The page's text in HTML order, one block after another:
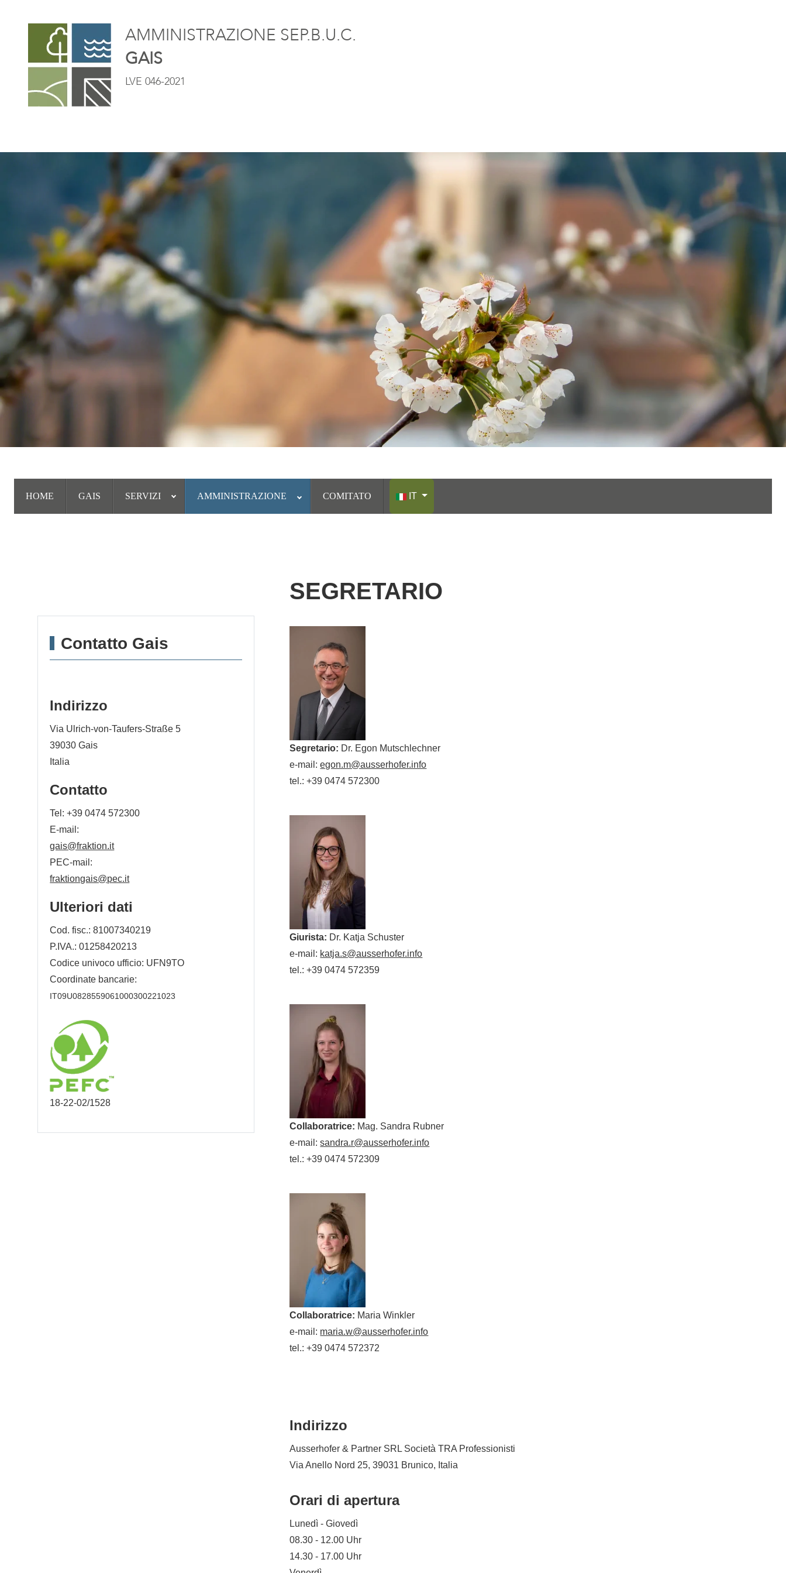
AMMINISTRAZIONE SEP.B.U.C.
GAIS
LVE 046-2021
HOME GAIS SERVIZI AMMINISTRAZIONE COMITATO
IT
Contatto Gais
Indirizzo
Via Ulrich-von-Taufers-Straße 5
39030 Gais
Italia
Contatto
Tel:+39 0474 572300
E-mail:
gais@fraktion.it
PEC-mail:
fraktiongais@pec.it
Ulteriori dati
Cod. fisc.: 81007340219
P.IVA.: 01258420213
Codice univoco ufficio: UFN9TO
Coordinate bancarie:
IT09U0828559061000300221023
18-22-02/1528
SEGRETARIO
Segretario: Dr. Egon Mutschlechner
e-mail:egon.m@ausserhofer.info
tel.: +39 0474 572300
Giurista: Dr. Katja Schuster
e-mail: katja.s@ausserhofer.info
tel.: +39 0474 572359
Collaboratrice: Mag. Sandra Rubner
e-mail:sandra.r@ausserhofer.info
tel.: +39 0474 572309
Collaboratrice: Maria Winkler
e-mail: maria.w@ausserhofer.info
tel.: +39 0474 572372
Indirizzo
Ausserhofer & Partner SRL Società TRA Professionisti
Via Anello Nord 25, 39031 Brunico, Italia
Orari di apertura
Lunedì - Giovedì
08.30 - 12.00 Uhr
14.30 - 17.00 Uhr